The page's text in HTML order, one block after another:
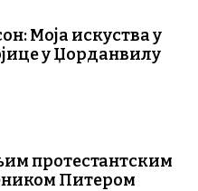
Моја искуства у
у Џорданвилу
протестантским
Питером